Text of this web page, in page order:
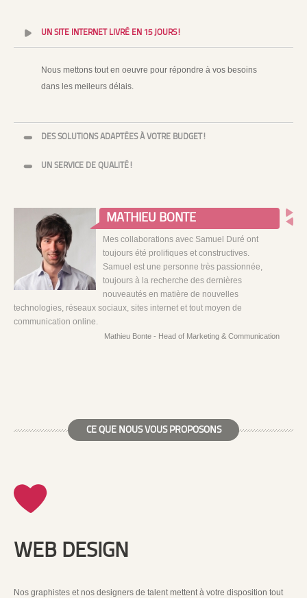
UN SITE INTERNET LIVRÉ EN 15 JOURS!
Nous mettons tout en oeuvre pour répondre à vos besoins
dans les meileurs délais.
DES SOLUTIONS ADAPTÉES À VOTRE BUDGET!
UN SERVICE DE QUALITÉ!
MATHIEU BONTE
Mes collaborations avec Samuel Duré ont
toujours été prolifiques et constructives.
Samuel est une personne très passionnée,
toujours à la recherche des dernières
nouveautés en matière de nouvelles
technologies, réseaux sociaux, sites internet et tout moyen de
communication online.
Mathieu Bonte - Head of Marketing & Communication
CE QUE NOUS VOUS PROPOSONS
WEB DESIGN
Nos graphistes et nos designers de talent mettent à votre disposition tout